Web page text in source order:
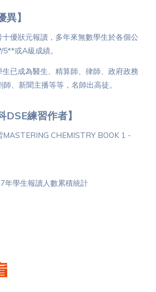
異】
十優狀元報讀，多年來無數學生於各個公
或A級成績。
已成為醫生、精算師、律師、政府政務
、新聞主播等等，名師出高徒。
DSE練習作者】
MASTERING CHEMISTRY BOOK 1 -
年學生報讀人數累積統計